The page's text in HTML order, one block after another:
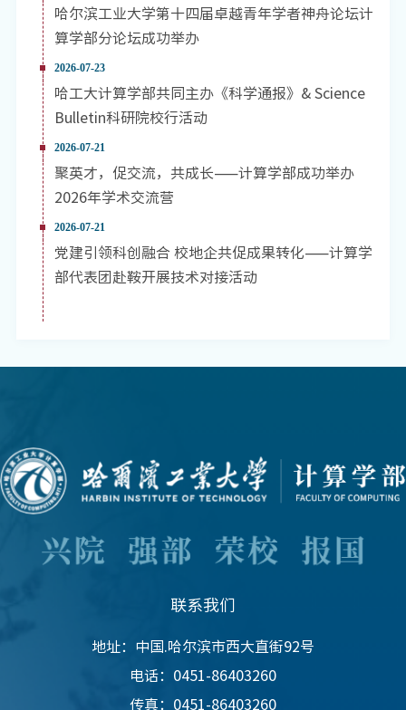
哈尔滨工业大学第十四届卓越青年学者神舟论坛计
算学部分论坛成功举办
2026-07-23
哈工大计算学部共同主办《科学通报》& Science
Bulletin科研院校行活动
2026-07-21
聚英才，促交流，共成长——计算学部成功举办
2026年学术交流营
2026-07-21
党建引领科创融合 校地企共促成果转化——计算学
部代表团赴鞍开展技术对接活动
联系我们
地址：中国.哈尔滨市西大直街92号
电话：0451-86403260
传真：0451-86403260